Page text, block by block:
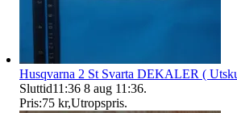
Husqvarna 2 St Svarta DEKALER (
Sluttid11:36 8 aug 11:36.
Pris:75 kr,Utropspris.